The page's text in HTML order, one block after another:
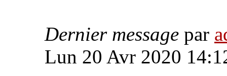
Dernier message par
Lun 20 Avr 2020